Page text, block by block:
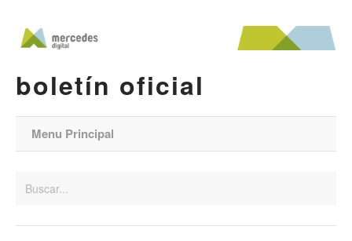
boletín oficial
Menu Principal